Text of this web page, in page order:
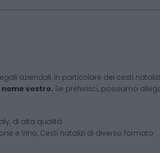
aziendali, in particolare dei cesti
vostro. Se preferisci, possiamo
di alta qualità
e Vino, Cesti natalizi di diverso formato